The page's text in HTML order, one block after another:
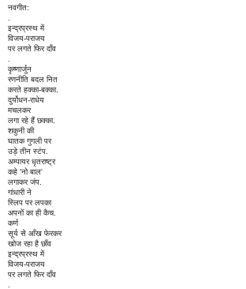
नवगीत:
इन्द्रप्रस्थ में
विजय-पराजय
पर लगते फिर दाँव
कृष्णार्जुन
रणनीति बदल नित
करते हक्का-बक्का.
दुर्योधन-राधेय
मचलकर
लगा रहे हैं छक्का.
शकुनी की
घातक गुगली पर
उड़े तीन स्टंप.
अम्पायर धृतराष्ट्र
कहे 'नो बाल'
लगाकर जंप.
गांधारी ने
स्लिप पर लपका
अपनों का ही कैच.
कर्ण
सूर्य से आँख फेरकर
खोज रहा है छाँव
इन्द्रप्रस्थ में
विजय-पराजय
पर लगते फिर दाँव